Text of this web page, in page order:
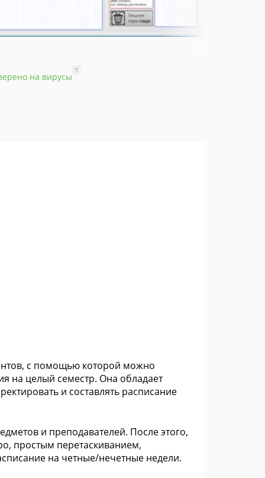
на вирусы
?
с помощью которой можно
на целый семестр. Она обладает
и составлять расписание
и преподавателей. После этого,
простым перетаскиванием,
на четные/нечетные недели.